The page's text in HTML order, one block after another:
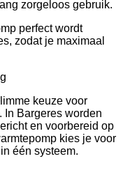
zorgeloos gebruik.
perfect wordt
zodat je maximaal
keuze voor
In Bargeres worden
en voorbereid op
kies je voor
één systeem.